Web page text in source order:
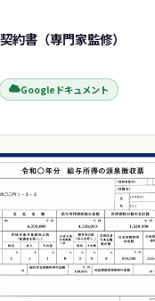
約書（専門家監修）
Googleドキュメント